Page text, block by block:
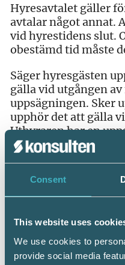
Consent
This website uses
We use cookies to
provide social media
Hyresavtalet gäller
avtalar något annat.
vid hyrestidens slut.
obestämd tid måste
Säger hyresgästen
gälla vid utgången
uppsägningen. Sker
upphör det att gälla
Uthyraren har en
månader om det
Hyresgästen har
tvinga fram en
privatuthyrning ofta
hyresgästens och
snabbt ändras.